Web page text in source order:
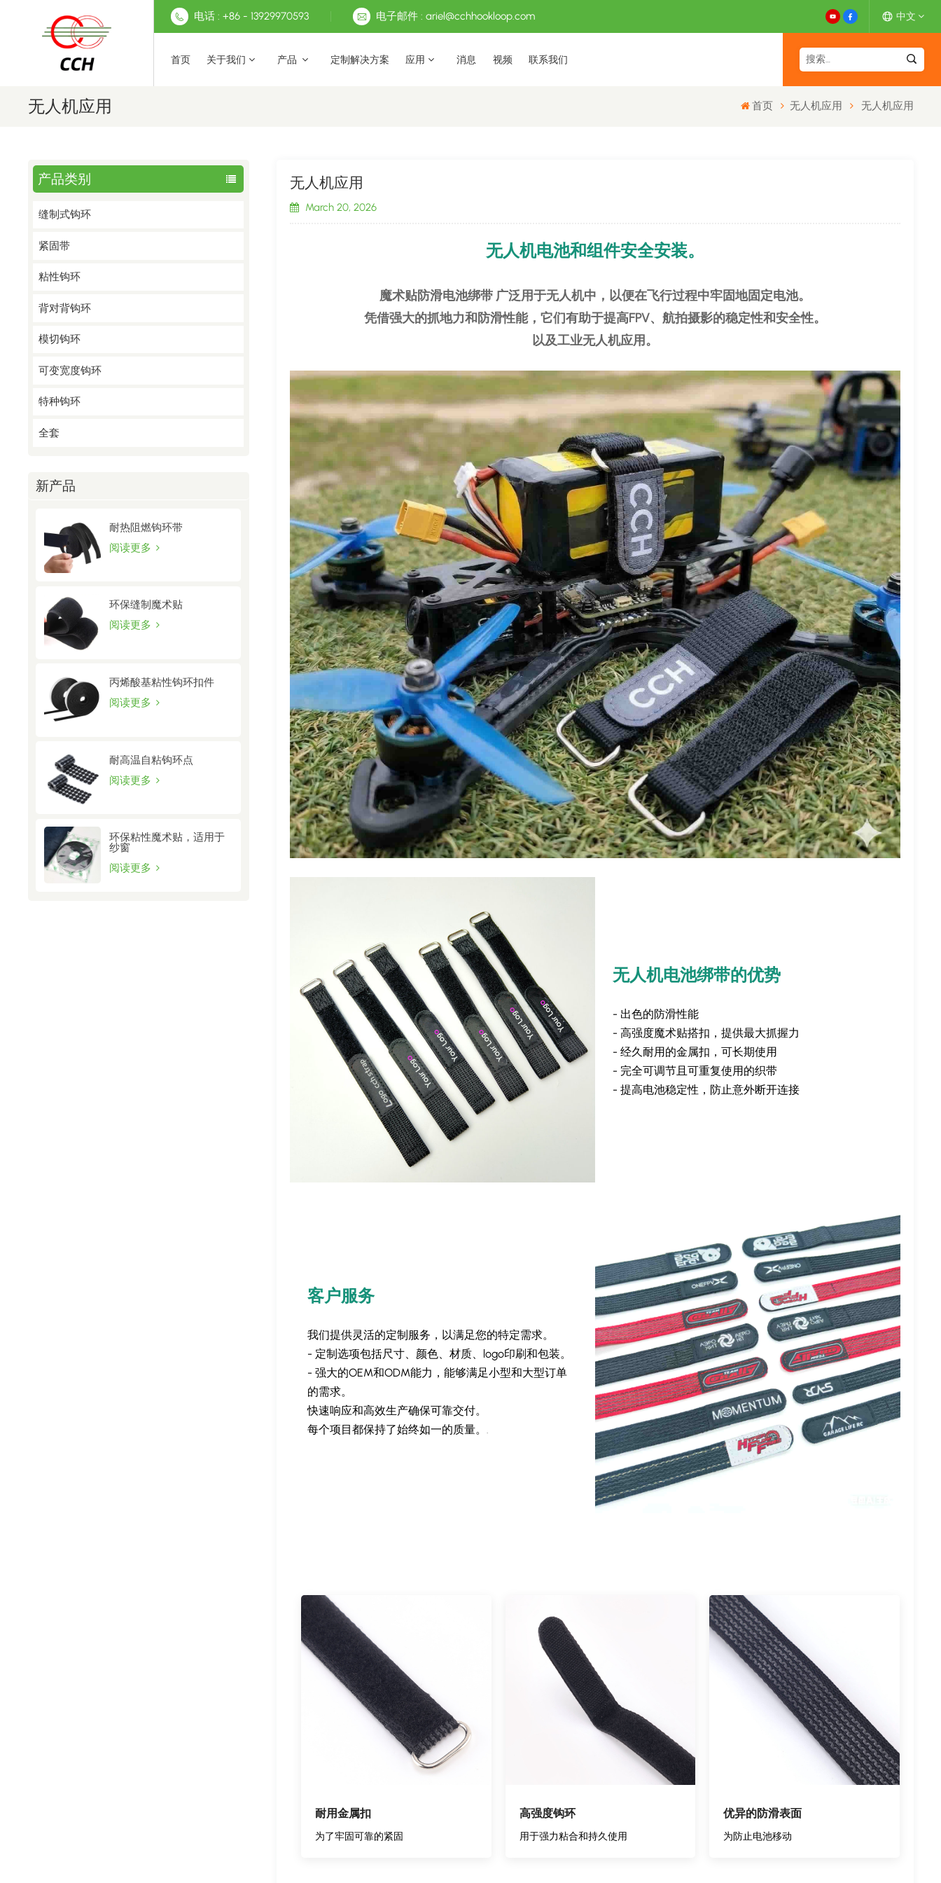
电话 : +86 - 13929970593 电子邮件 : ariel@cchhookloop.com 中文
English
首页 关于我们 产品 定制解决方案 应用 消息 视频 联系我们
无人机应用 首页 无人机应用 无人机应用
产品类别
缝制式钩环
紧固带
粘性钩环
背对背钩环
模切钩环
可变宽度钩环
特种钩环
全套
新产品
耐热阻燃钩环带
阅读更多
环保缝制魔术贴
阅读更多
丙烯酸基粘性钩环扣件
阅读更多
耐高温自粘钩环点
阅读更多
环保粘性魔术贴，适用于
纱窗
阅读更多
无人机应用
March 20, 2026
无人机电池和组件安全安装。
魔术贴防滑电池绑带广泛用于无人机中，以便在飞行过程中牢固地固定电池。
凭借强大的抓地力和防滑性能，它们有助于提高FPV、航拍摄影的稳定性和安全性。
以及工业无人机应用。
无人机电池绑带的优势
- 出色的防滑性能
- 高强度魔术贴搭扣，提供最大抓握力
- 经久耐用的金属扣，可长期使用
- 完全可调节且可重复使用的织带
- 提高电池稳定性，防止意外断开连接
客户服务
我们提供灵活的定制服务，以满足您的特定需求。
- 定制选项包括尺寸、颜色、材质、logo印刷和包装。
- 强大的OEM和ODM能力，能够满足小型和大型订单
的需求。
快速响应和高效生产确保可靠交付。
每个项目都保持了始终如一的质量。.
耐用金属扣
为了牢固可靠的紧固
高强度钩环
用于强力粘合和持久使用
优异的防滑表面
为防止电池移动